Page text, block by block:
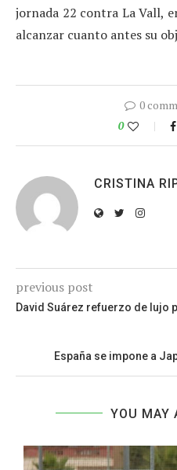
jornada 22 contra La Vall,
alcanzar cuanto antes su
0
0
CRISTINA
previous post
David Suárez refuerzo de lujo
España se impone a
YOU MAY